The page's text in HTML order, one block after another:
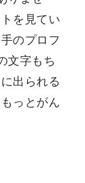
を見てい
のプロフ
文字もち
出られる
っとがん